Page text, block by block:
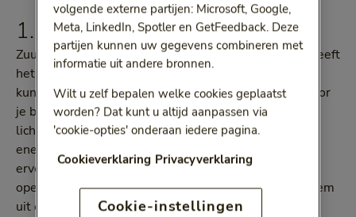
1. Haal energie uit je longen
Zuurstof, zuurstof en nog meer zuurstof: je lichaam heeft
het nodig om van je dip af te komen en om goed te
kunnen functioneren. Zuurstof wordt via je longen door
je bloed vervoerd en komt vervolgens in je
lichaamscellen terecht. Dit zorgt voor de benodigde
energie. Ga een blokje om in de buitenlucht en zorg
ervoor dat er op je werk altijd voldoende ramen
openstaan voor wat frisse lucht. Kortom: adem in, adem
uit en laat die dosis energie maar komen!
volgende externe partijen: Microsoft, Google,
Meta, LinkedIn, Spotler en GetFeedback. Deze
partijen kunnen uw gegevens combineren met
informatie uit andere bronnen.
Wilt u zelf bepalen welke cookies geplaatst
worden? Dat kunt u altijd aanpassen via
'cookie-opties' onderaan iedere pagina.
Cookieverklaring Privacyverklaring
Cookie-instellingen